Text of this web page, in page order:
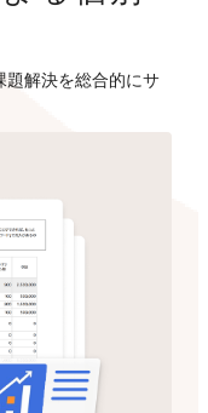
題解決を総合的にサ